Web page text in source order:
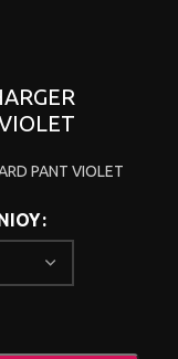
PANT VIOLET